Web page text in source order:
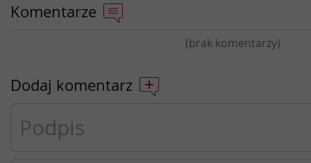
Komentarze
(brak komentarzy)
Dodaj komentarz